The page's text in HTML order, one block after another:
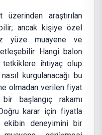
araştırılan
ancak kişiye özel
yüze muayene ve
Hangi balon
tetkiklere ihtiyaç olup
kurgulanacağı bu
olmadan verilen fiyat
başlangıç rakamı
karar için fiyatla
ekibin deneyimini bir